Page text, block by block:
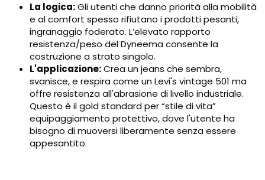
La logica:Gli utenti che danno priorità alla mobilità
e al comfort spesso rifiutano i prodotti pesanti,
ingranaggio foderato. L’elevato rapporto
resistenza/peso del Dyneema consente la
costruzione a strato singolo.
L'applicazione:Crea un jeans che sembra,
svanisce, e respira come un Levi's vintage 501 ma
offre resistenza all'abrasione di livello industriale.
Questo è il gold standard per “stile di vita”
equipaggiamento protettivo, dove l'utente ha
bisogno di muoversi liberamente senza essere
appesantito.